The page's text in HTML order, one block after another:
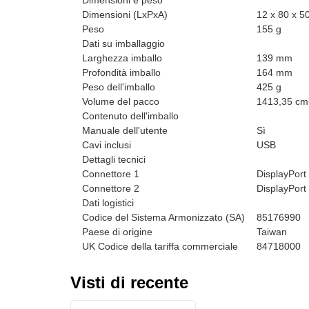
Dimensioni (LxPxA)
12 x 80 x
Peso
155 g
Dati su imballaggio
Larghezza imballo
139 mm
Profondità imballo
164 mm
Peso dell'imballo
425 g
Volume del pacco
1413,35
Contenuto dell'imballo
Manuale dell'utente
Sì
Cavi inclusi
USB
Dettagli tecnici
Connettore 1
DisplayPort
Connettore 2
DisplayPort
Dati logistici
Codice del Sistema Armonizzato (SA)
85176990
Paese di origine
Taiwan
UK Codice della tariffa commerciale
84718000
Visti di recente